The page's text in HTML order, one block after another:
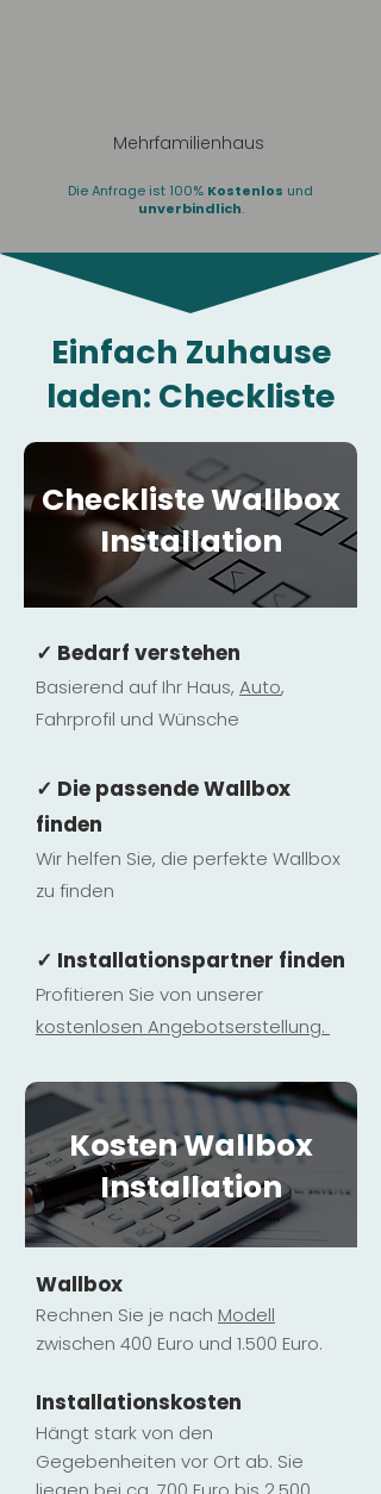
Mehrfamilienhaus
Die Anfrage ist 100% Kostenlos und
unverbindlich.
Einfach Zuhause
laden: Checkliste
Checkliste Wallbox
Installation
✓ Bedarf verstehen
Basierend auf Ihr Haus, Auto,
Fahrprofil und Wünsche
✓ Die passende Wallbox
finden
Wir helfen Sie, die perfekte Wallbox
zu finden
✓ Installationspartner finden
Profitieren Sie von unserer
kostenlosen Angebotserstellung.
Kosten Wallbox
Installation
Wallbox
Rechnen Sie je nach Modell
zwischen 400 Euro und 1.500 Euro.
Installationskosten
Hängt stark von den
Gegebenheiten vor Ort ab. Sie